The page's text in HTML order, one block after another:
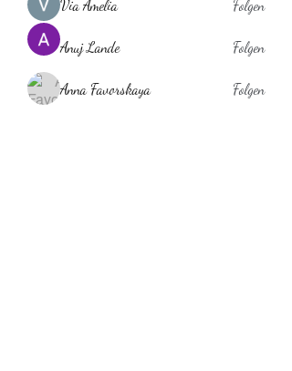
Via Amelia Folgen
Anuj Lande Folgen
Anna Favorskaya Folgen